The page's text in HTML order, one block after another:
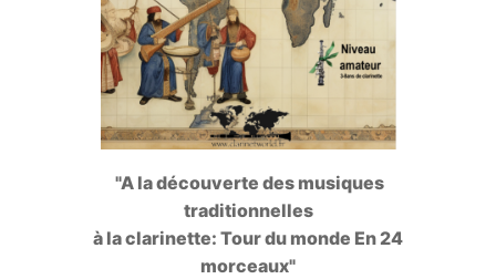
"A la découverte des musiques
traditionnelles
à la clarinette: Tour du monde En 24
morceaux"